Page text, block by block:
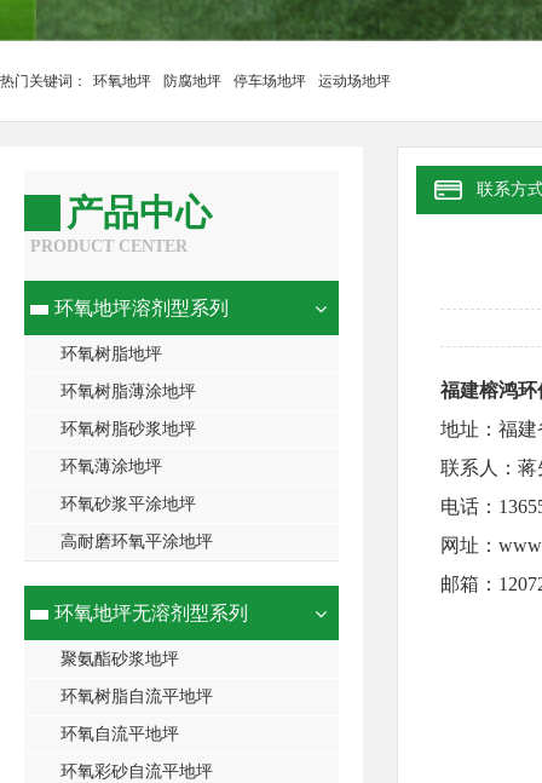
热门关键词： 环氧地坪 防腐地坪 停车场地坪 运动场地坪
产品中心
PRODUCT CENTER
环氧地坪溶剂型系列
环氧树脂地坪
环氧树脂薄涂地坪
环氧树脂砂浆地坪
环氧薄涂地坪
环氧砂浆平涂地坪
高耐磨环氧平涂地坪
环氧地坪无溶剂型系列
聚氨酯砂浆地坪
环氧树脂自流平地坪
环氧自流平地坪
环氧彩砂自流平地坪
联系方
福建榕鸿
地址：福建
联系人：蒋
电话：
网址：
邮箱：